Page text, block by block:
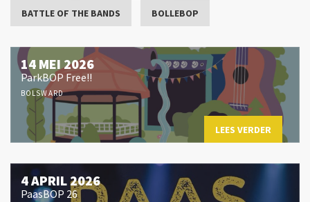
BATTLE OF THE BANDS BOLLEBOP
14 MEI 2026
ParkBOP Free!!
BOLSWARD
LEES VERDER
4 APRIL 2026
PaasBOP 26